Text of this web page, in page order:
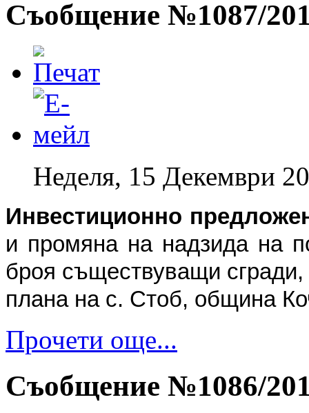
Съобщение №1087/
Неделя, 15 Декември
Инвестиционно
и промяна на надзида на
броя съществуващи
плана на с. Стоб, община
Прочети още...
Съобщение №1086/